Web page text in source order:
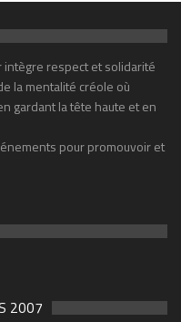
intègre respect et solidarité
la mentalité créole où
gardant la tête haute et en
pour promouvoir et
2007